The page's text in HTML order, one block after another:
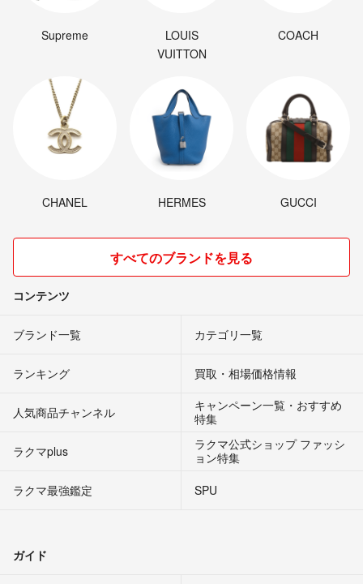
Supreme
LOUIS
VUITTON
COACH
CHANEL HERMES GUCCI
すべてのブランドを見る
コンテンツ
ブランド一覧 カテゴリ一覧
ランキング 買取・相場価格情報
人気商品チャンネル
キャンペーン一覧・おすすめ
特集
ラクマplus
ラクマ公式ショップ ファッシ
ョン特集
ラクマ最強鑑定
SPU
ガイド